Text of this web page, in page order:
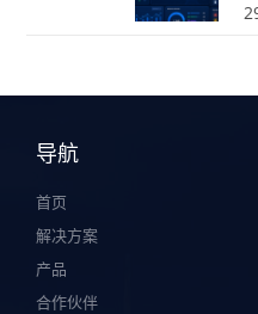
导航
首页
解决方案
产品
合作伙伴